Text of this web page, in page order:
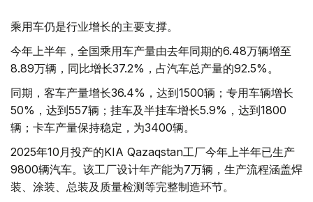
乘用车仍是行业增长的主要支撑。
今年上半年，全国乘用车产量由去年同期的6.48万辆增至
8.89万辆，同比增长37.2%，占汽车总产量的92.5%。
同期，客车产量增长36.4%，达到1500辆；专用车辆增长
50%，达到557辆；挂车及半挂车增长5.9%，达到1800
辆；卡车产量保持稳定，为3400辆。
2025年10月投产的KIA Qazaqstan工厂今年上半年已生产
9800辆汽车。该工厂设计年产能为7万辆，生产流程涵盖焊
装、涂装、总装及质量检测等完整制造环节。